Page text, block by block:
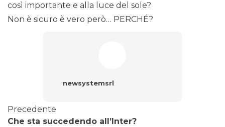
così importante e alla luce del sole?
Non è sicuro è vero però… PERCHÉ?
newsystemsrl
Precedente
Che sta succedendo all’Inter?